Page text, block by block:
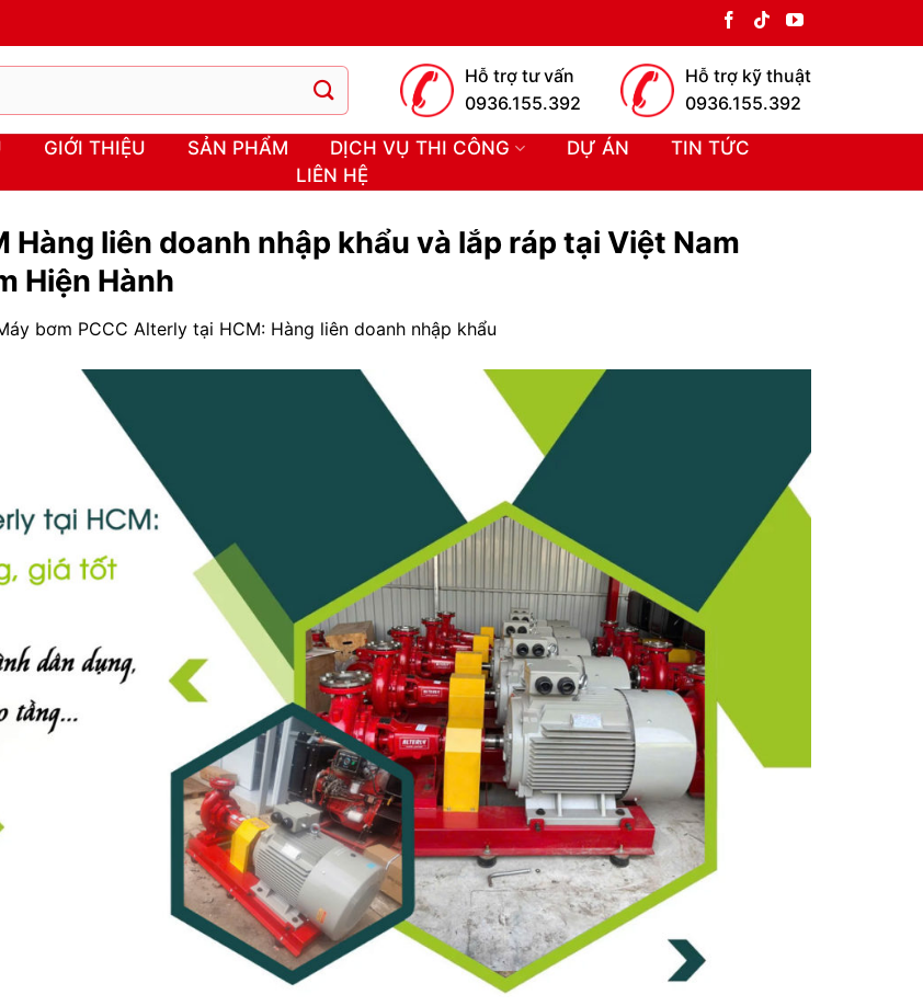
Hỗ trợ tư vấn
0936.155.392
Hỗ trợ kỹ thuật
0936.155.392
GIỚI THIỆU SẢN PHẨM DỊCH VỤ THI CÔNG DỰ ÁN
TIN TỨC
LIÊN HỆ
Hàng liên doanh nhập khẩu và lắp ráp tại Việt Nam
Hiện Hành
bơm PCCC Alterly tại HCM: Hàng liên doanh nhập khẩu